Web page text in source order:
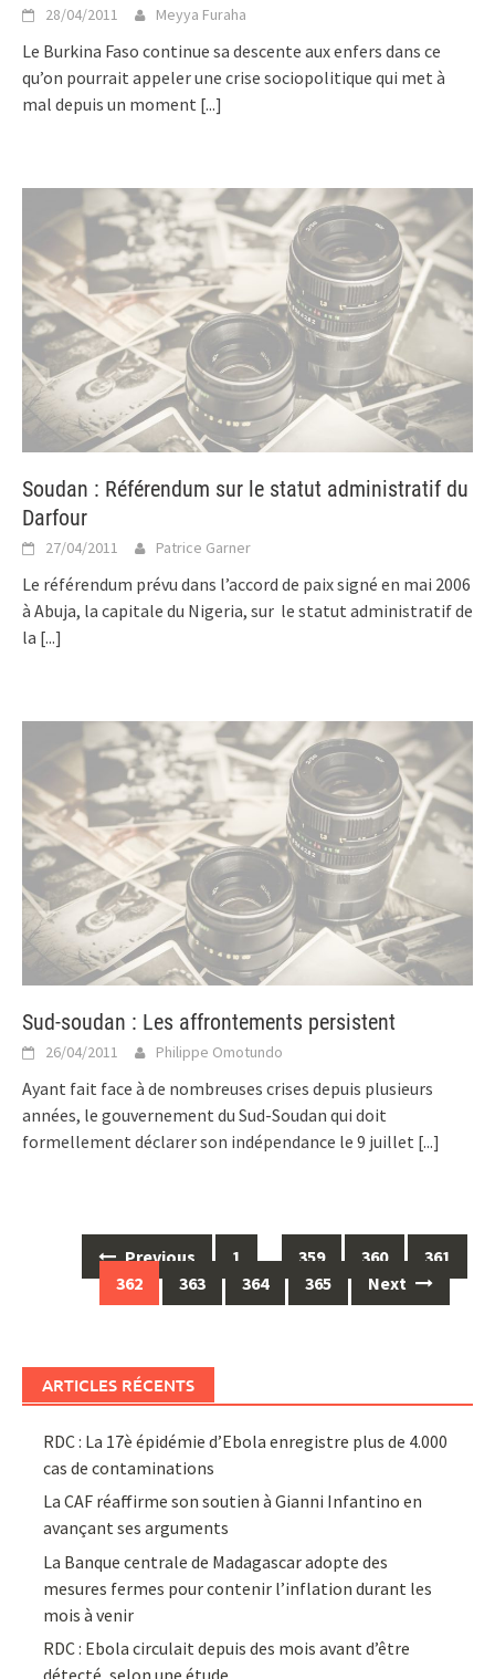
28/04/2011 Meyya Furaha
Le Burkina Faso continue sa descente aux enfers dans ce
qu’on pourrait appeler une crise sociopolitique qui met à
mal depuis un moment [...]
Soudan : Référendum sur le statut administratif du
Darfour
27/04/2011 Patrice Garner
Le référendum prévu dans l’accord de paix signé en mai 2006
à Abuja, la capitale du Nigeria, sur le statut administratif de
la [...]
Sud-soudan : Les affrontements persistent
26/04/2011 Philippe Omotundo
Ayant fait face à de nombreuses crises depuis plusieurs
années, le gouvernement du Sud-Soudan qui doit
formellement déclarer son indépendance le 9 juillet [...]
navigation
Previous 1 … 359 360
361
362
363 364 365 Next
ARTICLES RÉCENTS
RDC : La 17è épidémie d’Ebola enregistre plus de 4.000
cas de contaminations
La CAF réaffirme son soutien à Gianni Infantino en
avançant ses arguments
La Banque centrale de Madagascar adopte des
mesures fermes pour contenir l’inflation durant les
mois à venir
RDC : Ebola circulait depuis des mois avant d’être
détecté, selon une étude